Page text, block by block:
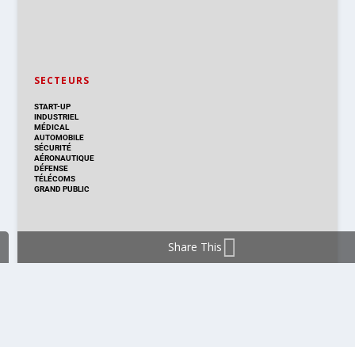
SECTEURS
START-UP
INDUSTRIEL
MÉDICAL
AUTOMOBILE
SÉCURITÉ
AÉRONAUTIQUE
DÉFENSE
TÉLÉCOMS
GRAND PUBLIC
Share This